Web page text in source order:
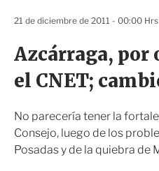
Azcárraga, por
el CNET;
No parecería tener la
Consejo, luego de los
Posadas y de la quiebra de
21 de diciembre de 2011 - 00:00 Hrs